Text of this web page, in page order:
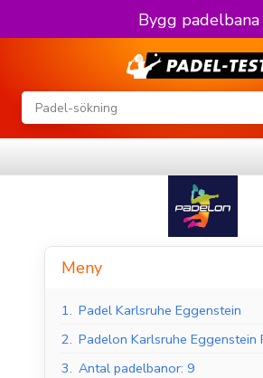
Bygg
Meny
1. Padel Karlsruhe Eggenstein
2. Padelon Karlsruhe Eggenstein
3. Antal padelbanor: 9